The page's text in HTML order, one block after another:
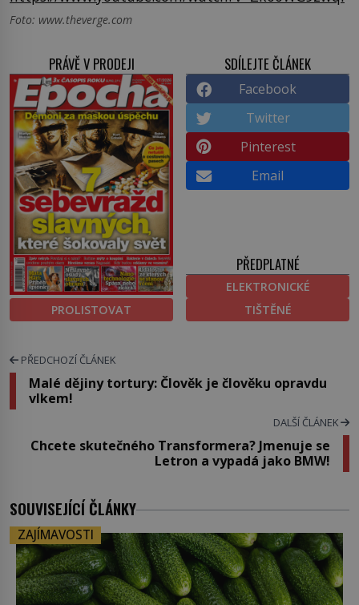
Foto: www.theverge.com
PRÁVĚ V PRODEJI
PROLISTOVAT
SDÍLEJTE ČLÁNEK
Facebook
Twitter
Pinterest
Email
PŘEDPLATNÉ
ELEKTRONICKÉ
TIŠTĚNÉ
PŘEDCHOZÍ ČLÁNEK
Malé dějiny tortury: Člověk je člověku opravdu
vlkem!
DALŠÍ ČLÁNEK
Chcete skutečného Transformera? Jmenuje se
Letron a vypadá jako BMW!
SOUVISEJÍCÍ ČLÁNKY
ZAJÍMAVOSTI